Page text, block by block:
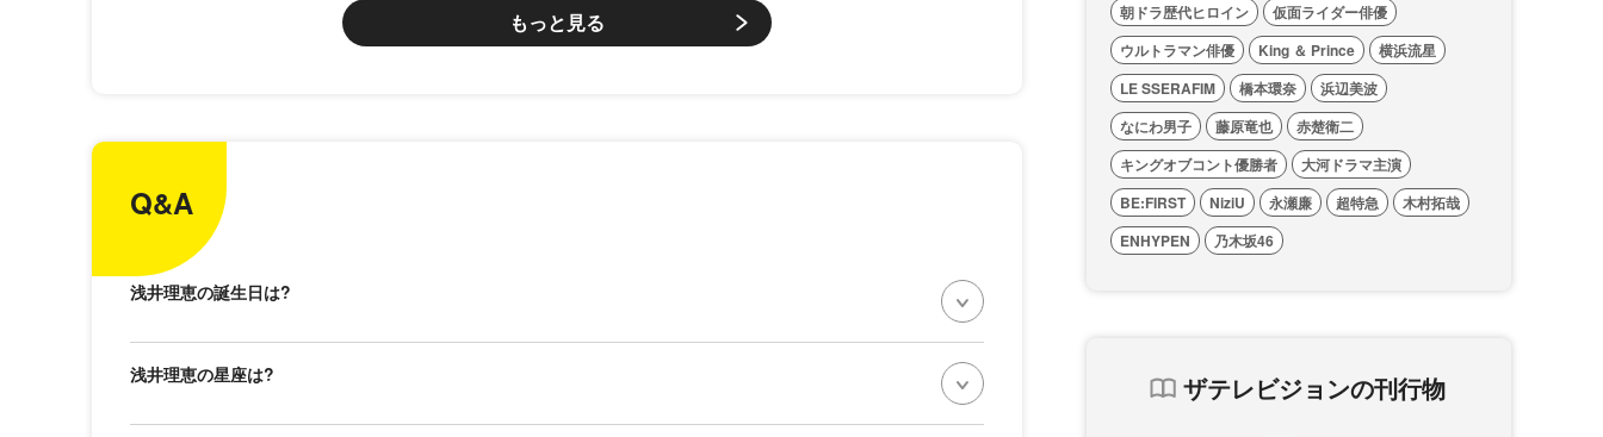
もっと見る
Q&A
浅井理恵の誕生日は?
浅井理恵の星座は?
朝ドラ歴代ヒロイン
仮面ライダー俳優
ウルトラマン俳優
King ＆ Prince
横浜流星
LE SSERAFIM
橋本環奈
浜辺美波
なにわ男子
藤原竜也
赤楚衛二
キングオブコント優勝者
大河ドラマ主演
BE:FIRST
NiziU 永瀬廉 超特急
木村拓哉
ENHYPEN
乃木坂46
ザテレビジョンの刊行物